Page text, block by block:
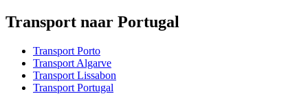
Transport naar Portugal
Transport Porto
Transport Algarve
Transport Lissabon
Transport Portugal